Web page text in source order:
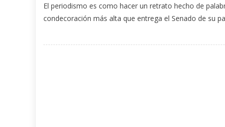
El periodismo es como hacer un retrato hecho de
condecoración más alta que entrega el Senado de su